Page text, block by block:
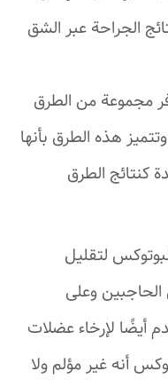
الجراحة عبر الشق
مجموعة من الطرق
هذه الطرق بأنها
كنتائج الطرق
لتقليل
الحاجبين وعلى
أيضًا لإرخاء عضلات
أنه غير مؤلم ولا